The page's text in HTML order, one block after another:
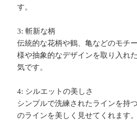
す。
3: 斬新な柄
伝統的な花柄や鶴、亀などのモチ
様や抽象的なデザインを取り入れ
気です。
4: シルエットの美しさ
シンプルで洗練されたラインを持
のラインを美しく見せてくれます。